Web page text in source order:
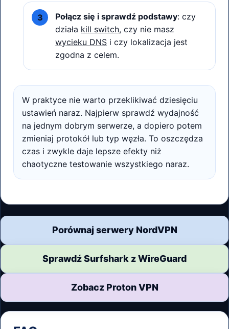
Połącz się i sprawdź podstawy: czy
działa kill switch, czy nie masz
wycieku DNS i czy lokalizacja jest
zgodna z celem.
W praktyce nie warto przeklikiwać dziesięciu
ustawień naraz. Najpierw sprawdź wydajność
na jednym dobrym serwerze, a dopiero potem
zmieniaj protokół lub typ węzła. To oszczędza
czas i zwykle daje lepsze efekty niż
chaotyczne testowanie wszystkiego naraz.
Porównaj serwery NordVPN
Sprawdź Surfshark z WireGuard
Zobacz Proton VPN